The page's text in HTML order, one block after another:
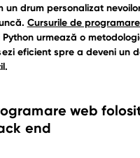
un drum personalizat
Cursurile de programare
urmează o
eficient spre a deveni un
web
end